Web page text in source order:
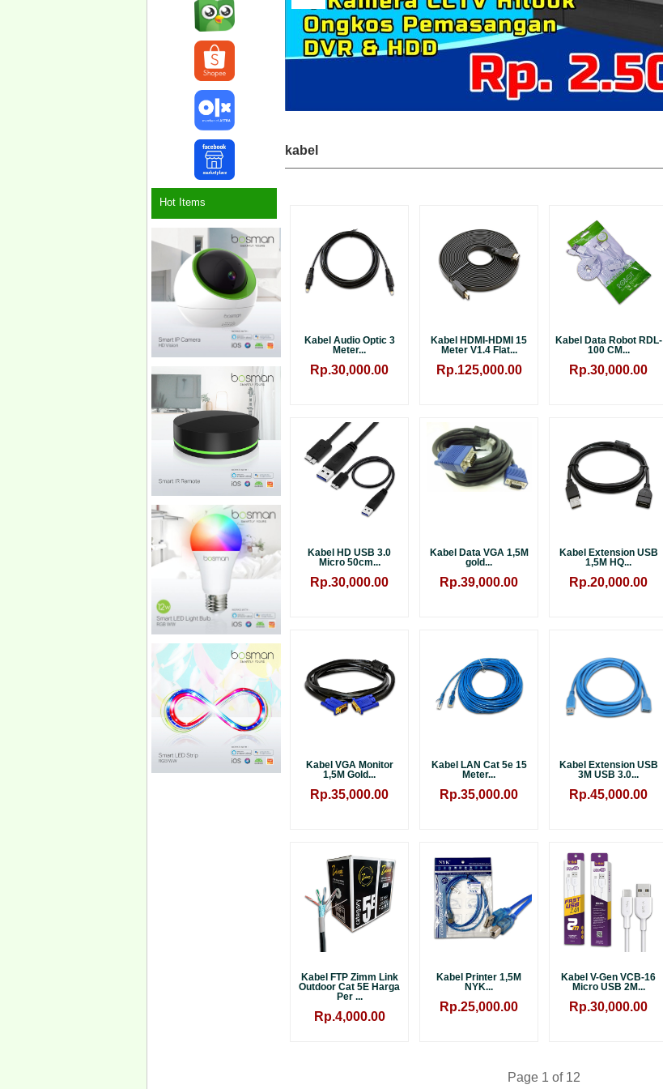
Hot Items
kabel
Kabel Audio Optic 3
Meter...
Rp.30,000.00
Kabel HDMI-HDMI 15
Meter V1.4 Flat...
Rp.125,000.00
Kabel Data Robot RDL-
100 CM...
Rp.30,000.00
Kabel HD USB 3.0
Micro 50cm...
Rp.30,000.00
Kabel Data VGA 1,5M
gold...
Rp.39,000.00
Kabel Extension USB
1,5M HQ...
Rp.20,000.00
Kabel VGA Monitor
1,5M Gold...
Rp.35,000.00
Kabel LAN Cat 5e 15
Meter...
Rp.35,000.00
Kabel Extension USB
3M USB 3.0...
Rp.45,000.00
Kabel FTP Zimm Link
Outdoor Cat 5E Harga
Per ...
Rp.4,000.00
Kabel Printer 1,5M
NYK...
Rp.25,000.00
Kabel V-Gen VCB-16
Micro USB 2M...
Rp.30,000.00
Page 1 of 12